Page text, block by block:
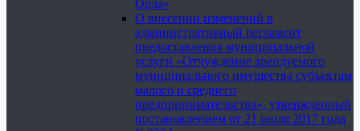
Орла»
О внесении изменений в
административный регламент
предоставления муниципальной
услуги «Отчуждение арендуемого
муниципального имущества субъектам
малого и среднего
предпринимательства», утвержденный
постановлением от 21 июля 2017 года